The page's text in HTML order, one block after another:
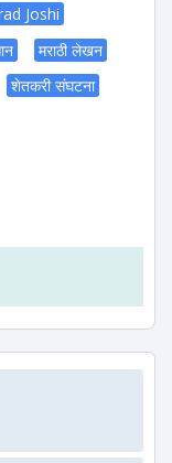
Joshi
मराठी लेखन
शेतकरी संघटना